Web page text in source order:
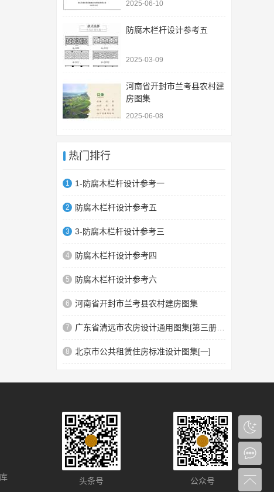
2025-06-10
防腐木栏杆设计参考五
2025-03-09
河南省开封市兰考县农村建
房图集
2025-06-08
热门排行
1 1-防腐木栏杆设计参考一
2 防腐木栏杆设计参考五
3 3-防腐木栏杆设计参考三
4 防腐木栏杆设计参考四
5 防腐木栏杆设计参考六
6 河南省开封市兰考县农村建房图集
7
8 北京市公共租赁住房标准设计图集[一]
公众号
头条号